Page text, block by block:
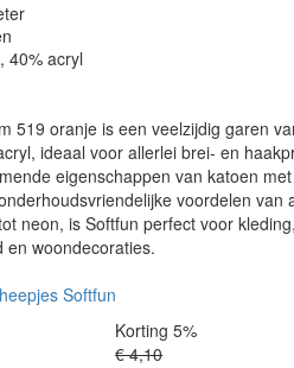
40% acryl
519 oranje is een veelzijdig garen
ideaal voor allerlei brei- en
eigenschappen van katoen
voordelen van
neon, is Softfun perfect voor kleding,
en woondecoraties.
Softfun
Korting 5%
€ 4,10